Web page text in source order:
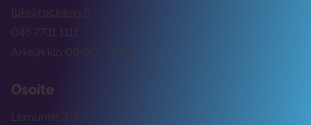
tuki@rockway.fi
Arkisin klo 09:00 -15:00
045 7731 1111
Osoite
Lemuntie 3-5